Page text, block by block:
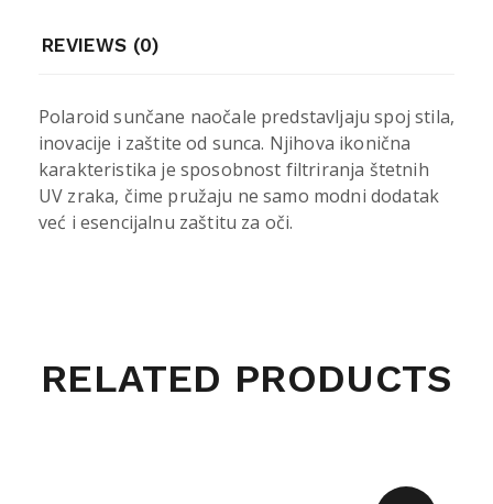
REVIEWS (0)
Polaroid sunčane naočale predstavljaju spoj stila,
inovacije i zaštite od sunca. Njihova ikonična
karakteristika je sposobnost filtriranja štetnih
UV zraka, čime pružaju ne samo modni dodatak
već i esencijalnu zaštitu za oči.
RELATED PRODUCTS